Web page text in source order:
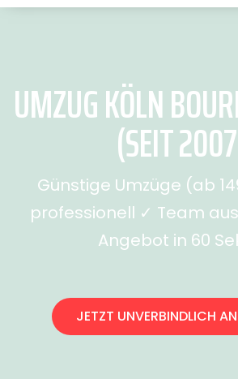
UMZUG KÖLN
(SEIT
Günstige Umzüge (ab
professionell ✓ Team
Angebot in 60
JETZT UNVERBINDLICH